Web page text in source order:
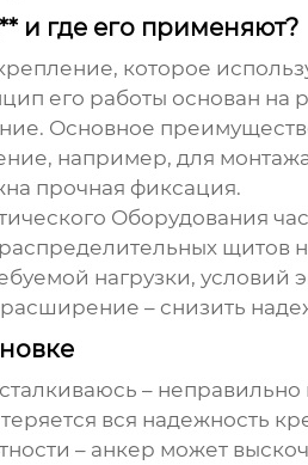
и где его применяют?
которое
его работы основан на
Основное
например, для
прочная фиксация.
Оборудования
щитов
нагрузки,
– снизить
–
вся надежность
– анкер может